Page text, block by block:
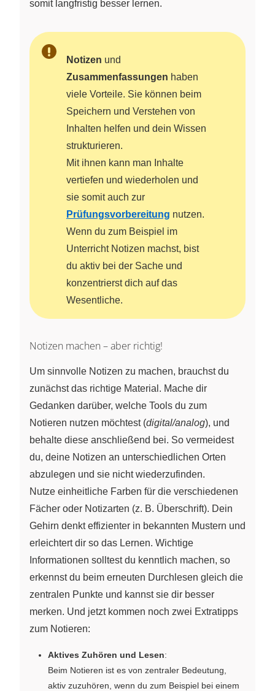
somit langfristig besser lernen.
Notizen und
Zusammenfassungen haben
viele Vorteile. Sie können beim
Speichern und Verstehen von
Inhalten helfen und dein Wissen
strukturieren.
Mit ihnen kann man Inhalte
vertiefen und wiederholen und
sie somit auch zur
Prüfungsvorbereitung nutzen.
Wenn du zum Beispiel im
Unterricht Notizen machst, bist
du aktiv bei der Sache und
konzentrierst dich auf das
Wesentliche.
Notizen machen – aber richtig!
Um sinnvolle Notizen zu machen, brauchst du
zunächst das richtige Material. Mache dir
Gedanken darüber, welche Tools du zum
Notieren nutzen möchtest (digital/analog), und
behalte diese anschließend bei. So vermeidest
du, deine Notizen an unterschiedlichen Orten
abzulegen und sie nicht wiederzufinden.
Nutze einheitliche Farben für die verschiedenen
Fächer oder Notizarten (z. B. Überschrift). Dein
Gehirn denkt effizienter in bekannten Mustern und
erleichtert dir so das Lernen. Wichtige
Informationen solltest du kenntlich machen, so
erkennst du beim erneuten Durchlesen gleich die
zentralen Punkte und kannst sie dir besser
merken. Und jetzt kommen noch zwei Extratipps
zum Notieren:
Aktives Zuhören und Lesen:
Beim Notieren ist es von zentraler Bedeutung,
aktiv zuzuhören, wenn du zum Beispiel bei einem